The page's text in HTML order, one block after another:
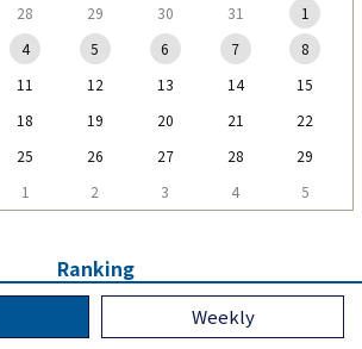
28 29 30 31
1
4 5 6 7
8
11 12 13 14
15
18 19 20 21
22
25 26 27 28
29
1 2 3 4 5
Ranking
Weekly